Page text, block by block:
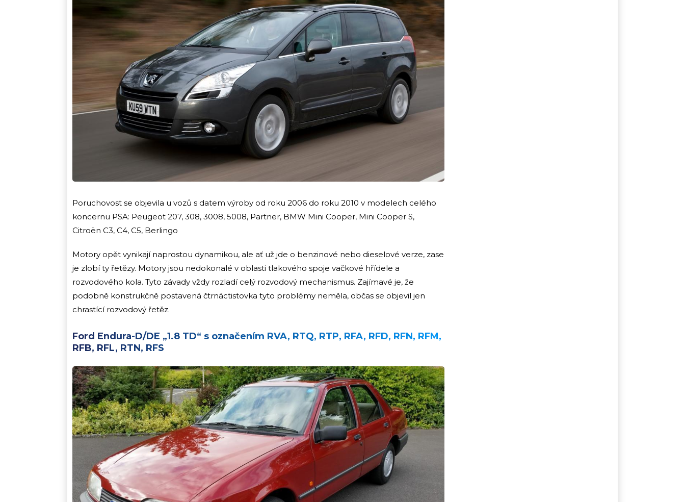
Poruchovost se objevila u vozů s datem výroby od roku 2006 do roku 2010 v modelech celého
koncernu PSA: Peugeot 207, 308, 3008, 5008, Partner, BMW Mini Cooper, Mini Cooper S,
Citroën C3, C4, C5, Berlingo
Motory opět vynikají naprostou dynamikou, ale ať už jde o benzinové nebo dieselové verze, zase
je zlobí ty řetězy. Motory jsou nedokonalé v oblasti tlakového spoje vačkové hřídele a
rozvodového kola. Tyto závady vždy rozladí celý rozvodový mechanismus. Zajímavé je, že
podobně konstrukčně postavená čtrnáctistovka tyto problémy neměla, občas se objevil jen
chrastící rozvodový řetěz.
Ford Endura-D/DE „1.8 TD“ s označením RVA, RTQ, RTP, RFA, RFD, RFN, RFM,
RFB, RFL, RTN, RFS